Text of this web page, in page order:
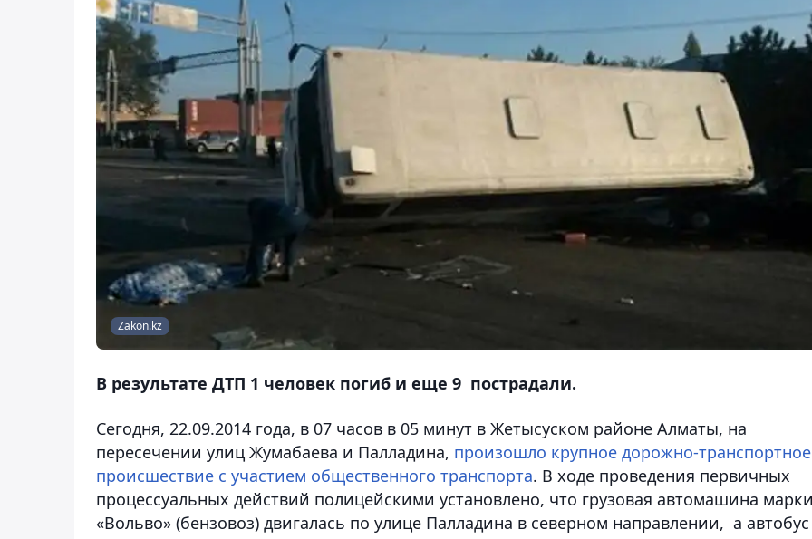
Zakon.kz
В результате ДТП 1 человек погиб и еще 9 пострадали.
Сегодня, 22.09.2014 года, в 07 часов в 05 минут в Жетысуском районе Алматы, на
пересечении улиц Жумабаева и Палладина, произошло крупное дорожно-транспортное
происшествие с участием общественного транспорта. В ходе проведения первичных
процессуальных действий полицейскими установлено, что грузовая автомашина
«Вольво» (бензовоз) двигалась по улице Палладина в северном направлении, а автобус